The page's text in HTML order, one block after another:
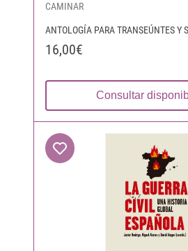
CAMINAR
ANTOLOGÍA PARA TRANSEÚNTES Y
16,00€
Consultar